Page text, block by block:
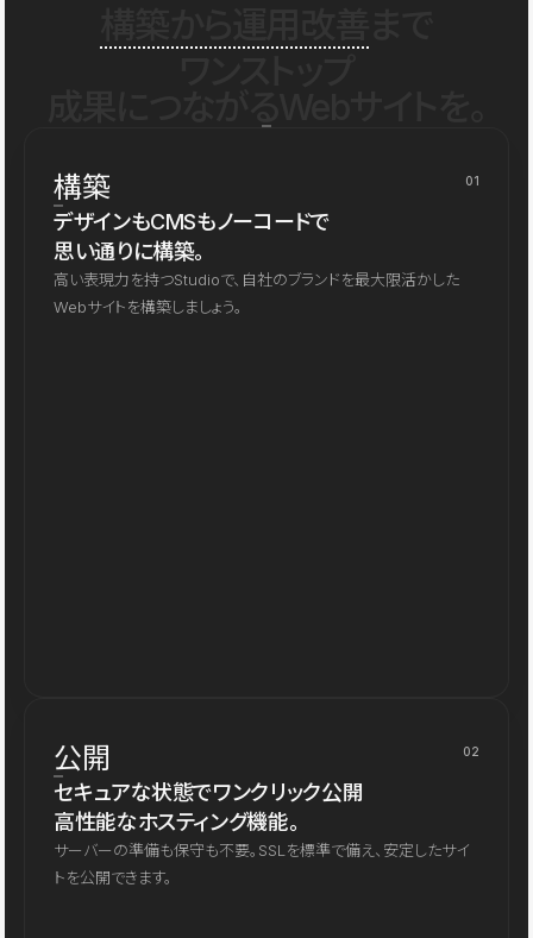
構築 01
デザインもCMSもノーコードで
思い通りに構築。
高い表現力を持つStudioで、自社のブランドを最大限活かした
Webサイトを構築しましょう。
公開 02
セキュアな状態でワンクリック公開
高性能なホスティング機能。
サーバーの準備も保守も不要。SSLを標準で備え、安定したサイ
トを公開できます。